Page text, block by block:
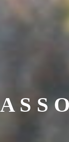
A S S